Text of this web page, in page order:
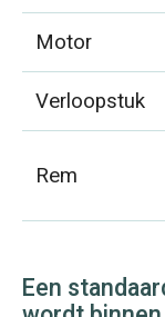
Motor
Verloopstuk
Rem
Een